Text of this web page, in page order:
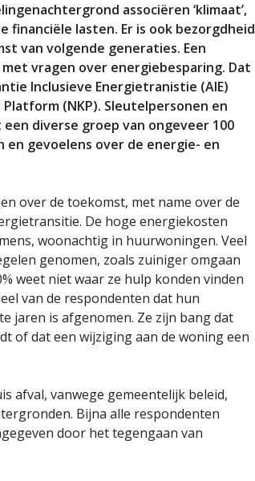
associëren ‘klimaat’,
financiële lasten. Er is ook bezorgdheid
van volgende generaties. Een
vragen over energiebesparing. Dat
Inclusieve Energietranistie (AIE)
(NKP). Sleutelpersonen en
diverse groep van ongeveer 100
gevoelens over de energie- en
over de toekomst, met name over de
De hoge energiekosten
woonachtig in huurwoningen. Veel
genomen, zoals zuiniger omgaan
weet niet waar ze hulp konden vinden
van de respondenten dat hun
jaren is afgenomen. Ze zijn bang dat
of dat een wijziging aan de woning een
afval, vanwege gemeentelijk beleid,
Bijna alle respondenten
door het tegengaan van